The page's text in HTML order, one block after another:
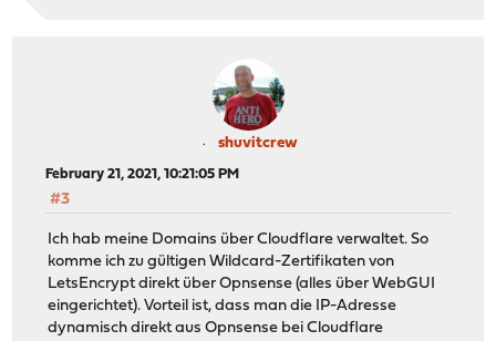
shuvitcrew
February 21, 2021, 10:21:05 PM
#3
Ich hab meine Domains über Cloudflare verwaltet. So
komme ich zu gültigen Wildcard-Zertifikaten von
LetsEncrypt direkt über Opnsense (alles über WebGUI
eingerichtet). Vorteil ist, dass man die IP-Adresse
dynamisch direkt aus Opnsense bei Cloudflare